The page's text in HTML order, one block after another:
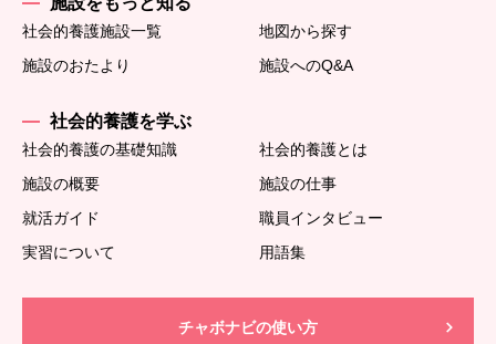
社会的養護施設一覧
地図から探す
施設のおたより
施設へのQ&A
社会的養護を学ぶ
社会的養護の基礎知識
社会的養護とは
施設の概要
施設の仕事
就活ガイド
職員インタビュー
実習について
用語集
チャボナビの使い方